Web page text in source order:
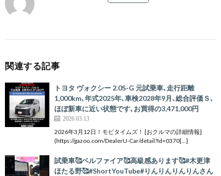
関連する記事
トヨタ ヴォクシー 2.0S-G 元試乗車､走行距離
1,000km､年式2025年､車検2028年9月､総合評価Ｓ､
ほぼ新車に近い状態です､お買得の3,471,000円
2026.03.13
2026年3月12日！モビタイムズ！ [おクルマの詳細情報]
(https://gazoo.com/DealerU-Car/detail?Id=0370[…]
試乗車🥰ベルファイア🥰高級感あります🥰#木更津
ほたる野🥰#ShortYouTube#りんりんりんりんさん